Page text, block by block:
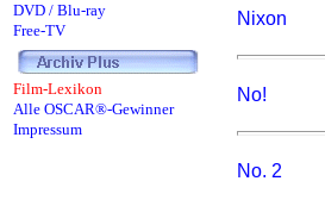
Nixon
No!
No. 2
DVD / Blu-ray
Free-TV
Film-Lexikon
Alle OSCAR®-Gewinner
Impressum